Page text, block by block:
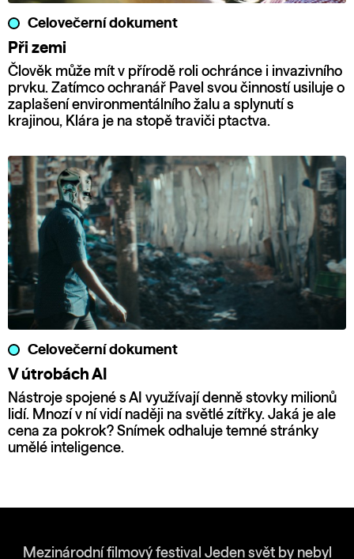
Celovečerní dokument
Při zemi
Člověk může mít v přírodě roli ochránce i invazivního
prvku. Zatímco ochranář Pavel svou činností usiluje o
zaplašení environmentálního žalu a splynutí s
krajinou, Klára je na stopě traviči ptactva.
Celovečerní dokument
V útrobách AI
Nástroje spojené s AI využívají denně stovky milionů
lidí. Mnozí v ní vidí naději na světlé zítřky. Jaká je ale
cena za pokrok? Snímek odhaluje temné stránky
umělé inteligence.
Mezinárodní filmový festival Jeden svět by nebyl